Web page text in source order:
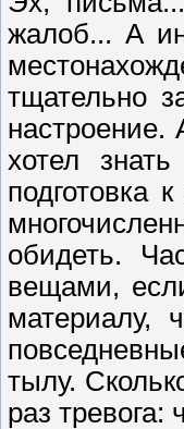
жалоб... А
тщательно
хотел
подготовка
обидеть.
вещами,
материалу,
тылу.
раз тревога: